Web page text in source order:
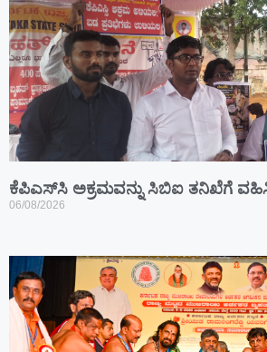
ಕೆಪಿಎಸ್‍ಸಿ ಅಕ್ರಮವನ್ನು ಸಿಬಿಐ ತನಿಖೆಗೆ
06/08/2026